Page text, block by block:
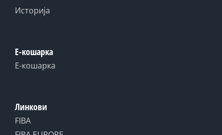
Историја
Е-кошарка
Е-кошарка
Линкови
FIBA